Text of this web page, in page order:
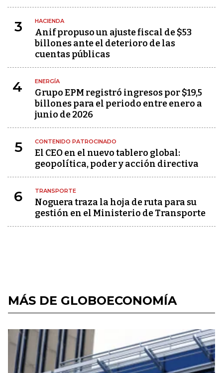
3 HACIENDA
Anif propuso un ajuste fiscal de $53
billones ante el deterioro de las
cuentas públicas
4 ENERGÍA
Grupo EPM registró ingresos por $19,5
billones para el periodo entre enero a
junio de 2026
5 CONTENIDO PATROCINADO
El CEO en el nuevo tablero global:
geopolítica, poder y acción directiva
6 TRANSPORTE
Noguera traza la hoja de ruta para su
gestión en el Ministerio de Transporte
MÁS DE GLOBOECONOMÍA